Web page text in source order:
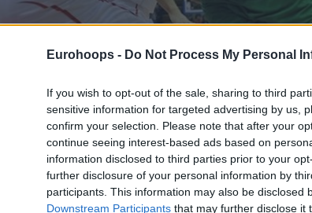
Eurohoops - Do Not Process My Personal
If you wish to opt-out of the sale, sharing to third
sensitive information for targeted advertising by us,
confirm your selection. Please note that after your
continue seeing interest-based ads based on
information disclosed to third parties prior to your
further disclosure of your personal information by
participants. This information may also be disclosed
Downstream Participants that may further disclose it
Your Preferred Basketball
Add Eurohoops to Google
von 2004 wird nach sieben Jahren wieder
für einen guten Zweck!